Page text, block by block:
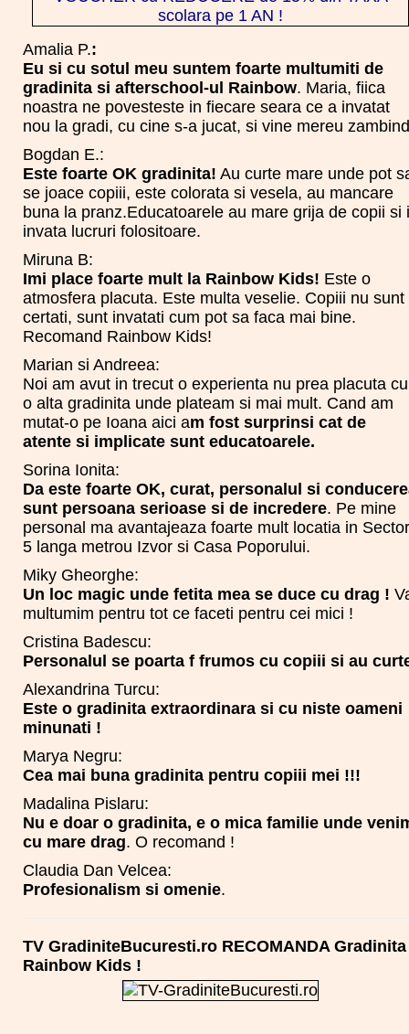
Amalia P.:
Eu si cu sotul meu suntem foarte multumiti de
gradinita si afterschool-ul Rainbow. Maria, fiica
noastra ne povesteste in fiecare seara ce a invatat
nou la gradi, cu cine s-a jucat, si vine mereu
Bogdan E.:
Este foarte OK gradinita! Au curte mare unde pot
se joace copiii, este colorata si vesela, au mancare
buna la pranz.Educatoarele au mare grija de copii si
invata lucruri folositoare.
Miruna B:
Imi place foarte mult la Rainbow Kids! Este o
atmosfera placuta. Este multa veselie. Copiii nu sunt
certati, sunt invatati cum pot sa faca mai bine.
Recomand Rainbow Kids!
Marian si Andreea:
Noi am avut in trecut o experienta nu prea placuta cu
o alta gradinita unde plateam si mai mult. Cand am
mutat-o pe Ioana aici am fost surprinsi cat de
atente si implicate sunt educatoarele.
Sorina Ionita:
Da este foarte OK, curat, personalul si
sunt persoana serioase si de incredere. Pe mine
personal ma avantajeaza foarte mult locatia in Sector
5 langa metrou Izvor si Casa Poporului.
Miky Gheorghe:
Un loc magic unde fetita mea se duce cu drag !
multumim pentru tot ce faceti pentru cei mici !
Cristina Badescu:
Personalul se poarta f frumos cu copiii si au
Alexandrina Turcu:
Este o gradinita extraordinara si cu niste oameni
minunati !
Marya Negru:
Cea mai buna gradinita pentru copiii mei !!!
Madalina Pislaru:
Nu e doar o gradinita, e o mica familie unde
cu mare drag. O recomand !
Claudia Dan Velcea:
Profesionalism si omenie.
TV GradiniteBucuresti.ro RECOMANDA Gradinita
Rainbow Kids !